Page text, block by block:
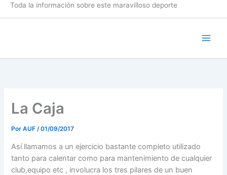
Toda la información sobre este maravilloso deporte
La Caja
PorAUF/01/09/2017
Así llamamos a un ejercicio bastante completo utilizado
tanto para calentar como para mantenimiento de cualquier
club,equipo etc , involucra los tres pilares de un buen